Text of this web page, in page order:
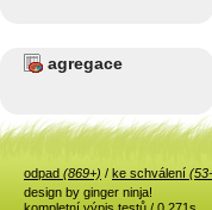
agregace
odpad (869+) / ke schválení
design by ginger ninja!